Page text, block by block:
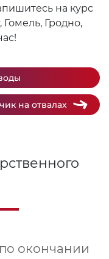
на курс
Гродно,
на отвалах
окончании